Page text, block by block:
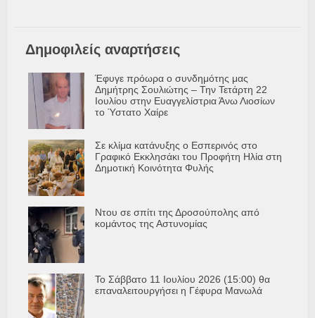
Δημοφιλείς αναρτήσεις
Έφυγε πρόωρα ο συνδημότης μας
Δημήτρης Σουλιώτης – Την Τετάρτη 22
Ιουλίου στην Ευαγγελίστρια Άνω Λιοσίων
το Ύστατο Χαίρε
Σε κλίμα κατάνυξης ο Εσπερινός στο
Γραφικό Εκκλησάκι του Προφήτη Ηλία στη
Δημοτική Κοινότητα Φυλής
Ντου σε σπίτι της Δροσούπολης από
κομάντος της Αστυνομίας
Το Σάββατο 11 Ιουλίου 2026 (15:00) θα
επαναλειτουργήσει η Γέφυρα Μανωλά